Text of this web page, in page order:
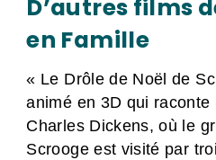
D’autres films
en Famille
« Le Drôle de Noël de
animé en 3D qui raconte
Charles Dickens, où le
Scrooge est visité par